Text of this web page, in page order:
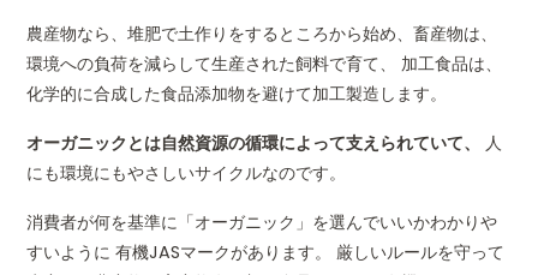
農産物なら、堆肥で土作りをするところから始め、畜産物は、
環境への負荷を減らして生産された飼料で育て、 加工食品は、
化学的に合成した食品添加物を避けて加工製造します。
オーガニックとは自然資源の循環によって支えられていて、
人
にも環境にもやさしいサイクルなのです。
消費者が何を基準に「オーガニック」を選んでいいかわかりや
すいように 有機JASマークがあります。 厳しいルールを守って